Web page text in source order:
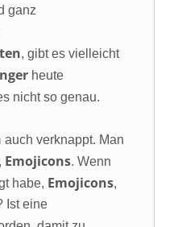
ganz
, gibt es vielleicht
heute
nicht so genau.
auch verknappt. Man
, Emojicons. Wenn
habe, Emojicons,
Ist eine